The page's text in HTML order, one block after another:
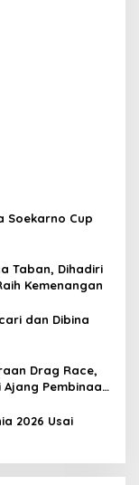
Soekarno Cup
Taban, Dihadiri
Kemenangan
dan Dibina
Drag Race,
Pembinaan
2026 Usai